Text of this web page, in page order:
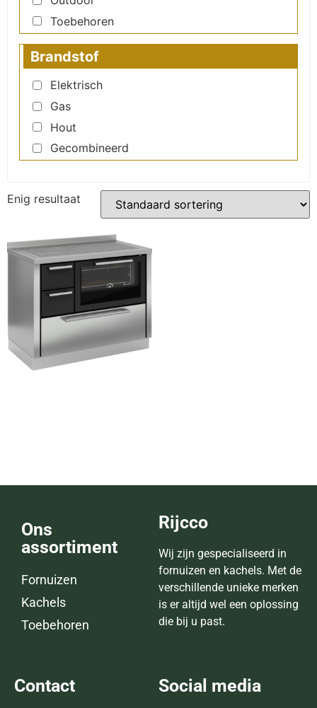
Toebehoren
Brandstof
Elektrisch
Gas
Hout
Gecombineerd
Enig resultaat
Ons
assortiment
Fornuizen
Kachels
Toebehoren
Rijcco
Wij zijn gespecialiseerd in
fornuizen en kachels. Met de
verschillende unieke merken
is er altijd wel een oplossing
die bij u past.
Contact Social media